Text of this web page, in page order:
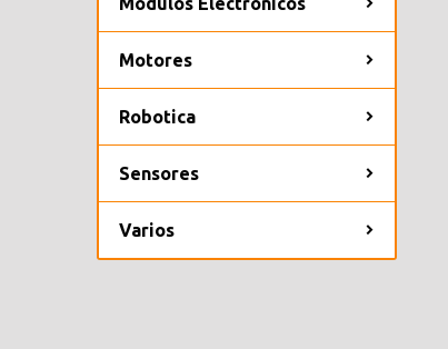
Motores
Robotica
Sensores
Varios